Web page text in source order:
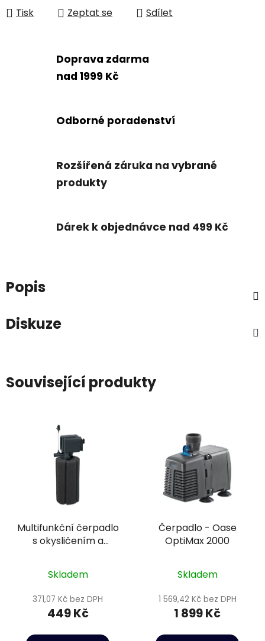
Tisk Zeptat se Sdílet
Doprava zdarma
nad 1999 Kč
Odborné poradenství
Rozšířená záruka na vybrané
produkty
Dárek k objednávce nad 499 Kč
Popis
Diskuze
Související produkty
Multifunkční čerpadlo
s okysličením a
Skladem
371,07 Kč bez DPH
449 Kč
Čerpadlo - Oase
OptiMax 2000
Skladem
1 569,42 Kč bez DPH
1 899 Kč